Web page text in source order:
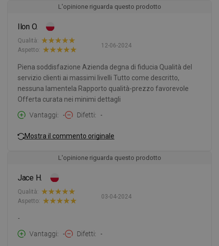
L'opinione riguarda questo prodotto
Ilon O.
12-06-2024
Qualità:
Aspetto:
Piena soddisfazione Azienda degna di fiducia Qualità del
servizio clienti ai massimi livelli Tutto come descritto,
nessuna lamentela Rapporto qualità-prezzo favorevole
Offerta curata nei minimi dettagli
Vantaggi
- Difetti -
Mostra il commento originale
L'opinione riguarda questo prodotto
Jace H.
03-04-2024
Qualità:
Aspetto:
-
Vantaggi
- Difetti -